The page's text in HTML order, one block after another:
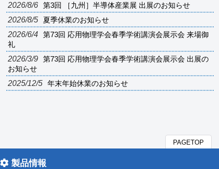
2026/8/6 第3回 ［九州］半導体産業展 出展のお知らせ
2026/8/5 夏季休業のお知らせ
2026/6/4
第73回 応用物理学会春季学術講演会展示会 来場御
礼
2026/3/9
第73回 応用物理学会春季学術講演会展示会 出展の
お知らせ
2025/12/5 年末年始休業のお知らせ
PAGETOP
製品情報